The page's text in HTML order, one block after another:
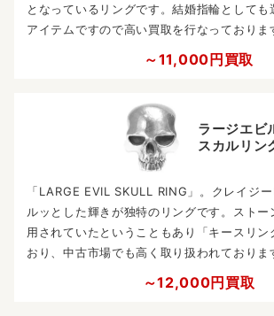
となっているリングです。結婚指輪として
アイテムですので高い買取を行なっておりま
～11,000円買取
ラージエビ
スカルリン
「LARGE EVIL SKULL RING」。クレイジ
ルッとした輝きが独特のリングです。ストー
用されていたということもあり「キースリン
おり、中古市場でも高く取り扱われておりま
～12,000円買取